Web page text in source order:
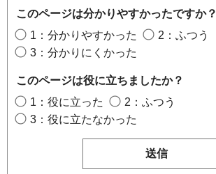
このページは分かりやすかったですか？
1：分かりやすかった
2：ふつう
3：分かりにくかった
このページは役に立ちましたか？
1：役に立った
2：ふつう
3：役に立たなかった